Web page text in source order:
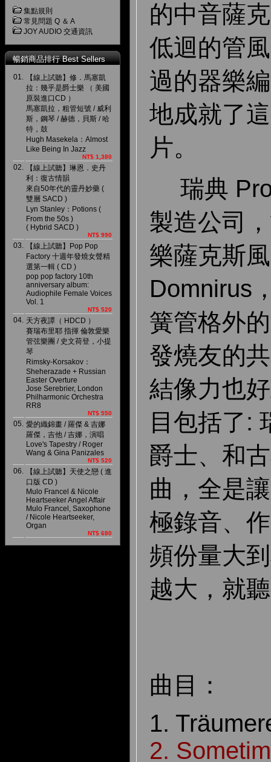
集點規則
常見問題 Q ＆ A
JOY AUDIO 交通資訊
暢銷商品排行 Best Sellers
01.
【線上試聽】修．馬塞凱
拉：幾乎是爵士樂 （ 美國
原裝進口CD ）
馬塞凱拉，粗管短號 / 威利
斯，鋼琴 / 赫德，貝斯 / 哈
特，鼓
Hugh Masekela：Almost
Like Being In Jazz
NT$ 1,380
02.
【線上試聽】琳恩．史丹
利：復古情韻
來自50年代的靈丹妙藥 (
雙層 SACD )
Lyn Stanley：Potions (
From the 50s )
( Hybrid SACD )
NT$ 990
03.
【線上試聽】Pop Pop
Factory 十週年發燒女聲精
選第一輯 ( CD )
pop pop factory 10th
anniversary album:
Audiophile Female Voices
Vol. 1
NT$ 520
04. 天方夜譚（ HDCD ）
賽瑞布里耶 指揮 倫敦愛樂
管弦樂團 / 史文荷登，小提
琴
Rimsky-Korsakov：
Sheherazade + Russian
Easter Overture
Jose Serebrier, London
Philharmonic Orchestra
RR8
NT$ 550
05. 愛的織錦畫 / 羅傑 & 吉娜
羅傑，吉他 / 吉娜，演唱
Love's Tapestry / Roger
Wang & Gina Panizales
NT$ 520
06.
【線上試聽】天使之戀 ( 進
口版 CD )
Mulo Francel & Nicole
Heartseeker Angel Affair
Mulo Francel, Saxophone
/ Nicole Heartseeker,
Organ
NT$ 680
的中音薩
低迴的管
過的器樂
地成就了
片。
瑞典
製造公司
樂薩克斯
Domnirus
簧管格外
發燒友的
結像力也
目包括了:
爵士、和
曲，全是
極錄音、
頻份量大
越大，就
曲目：
1.
2.